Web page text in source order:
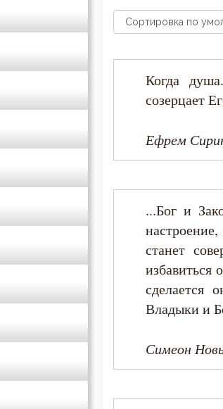
Антоний Великий
Варсонофий
Григорий Нисский
Дионисий
Когда
созерцает
Ефрем
...Бог и
станет
избавиться
сделается
Владыки и
Симеон